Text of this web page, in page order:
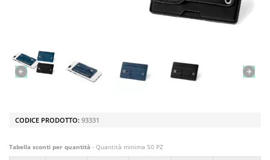
CODICE PRODOTTO: 93331
Tabella sconti per quantità - Quantità minima 50 PZ